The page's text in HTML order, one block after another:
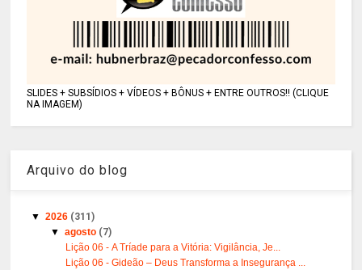
SLIDES + SUBSÍDIOS + VÍDEOS + BÔNUS + ENTRE OUTROS!! (CLIQUE
NA IMAGEM)
Arquivo do blog
▼2026 (311)
▼agosto (7)
Lição 06 - A Tríade para a Vitória: Vigilância, Je...
Lição 06 - Gideão – Deus Transforma a Insegurança ...